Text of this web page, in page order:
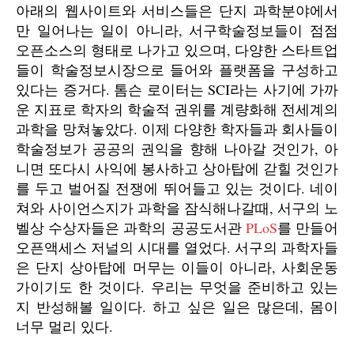
아래의 웹사이트와 서비스들은 단지 과학분야에서
만 일어나는 일이 아니라, 서구학술정보들이 점점
오픈소스의 형태로 나가고 있으며, 다양한 스타트업
들이 학술정보시장으로 들어와 플랫폼을 구성하고
있다는 증거다. 톰슨 로이터는 SCI라는 사기에 가까
운 지표로 학자의 학술적 권위를 계량화해 전세계의
과학을 망쳐놓았다. 이제 다양한 학자들과 회사들이
학술정보가 공공의 권익을 향해 나아갈 것인가, 아
니면 또다시 사익에 봉사하고 상아탑에 갇힐 것인가
를 두고 벌어질 전쟁에 뛰어들고 있는 것이다. 네이
쳐와 사이언스지가 과학을 잠식해나갈때, 서구의 노
벨상 수상자들은 과학의 공공도서관PLoS를 만들어
오픈액세스 저널의 시대를 열었다. 서구의 과학자들
은 단지 상아탑에 머무는 이들이 아니라, 사회운동
가이기도 한 것이다. 우리는 무엇을 준비하고 있는
지 반성해볼 일이다. 하고 싶은 일은 많은데, 몸이
너무 멀리 있다.